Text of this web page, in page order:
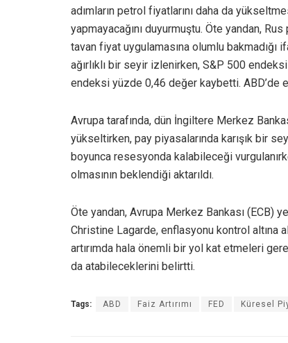
adımların petrol fiyatlarını daha da
yapmayacağını duyurmuştu. Öte yandan,
tavan fiyat uygulamasına olumlu
ağırlıklı bir seyir izlenirken, S&P 500
endeksi yüzde 0,46 değer kaybetti. ABD’de
Avrupa tarafında, dün İngiltere Merkez
yükseltirken, pay piyasalarında karışık bir
boyunca resesyonda kalabileceği
olmasının beklendiği aktarıldı.
Öte yandan, Avrupa Merkez Bankası (ECB)
Christine Lagarde, enflasyonu kontrol altına
artırımda hala önemli bir yol kat etmeleri
da atabileceklerini belirtti.
Tags: ABD Faiz Artırımı FED Küresel